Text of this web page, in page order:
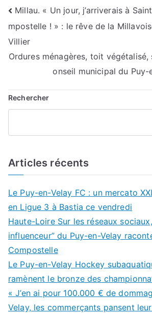
Navigation
de
l’article
Millau. « Un jour, j’arriverais à
mpostelle ! » : le rêve de la
Villier
Ordures ménagères, toit
onseil municipal du Puy-
Rechercher
Articles récents
Le Puy-en-Velay FC : un mercato
en Ligue 3 à Bastia ce vendredi
Haute-Loire Sur les réseaux sociaux,
influenceur” du Puy-en-Velay
Compostelle
Le Puy-en-Velay Hockey
ramènent le bronze des
« J’en ai pour 100.000 € de
Velay, les commerçants pansent